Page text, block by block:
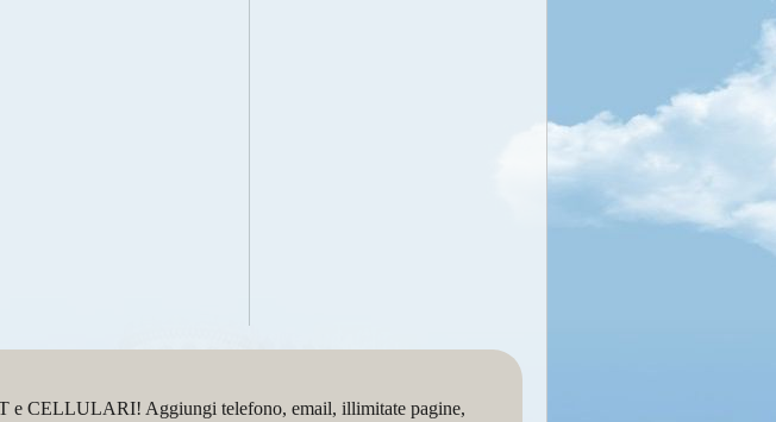
e CELLULARI! Aggiungi telefono, email, illimitate pagine,